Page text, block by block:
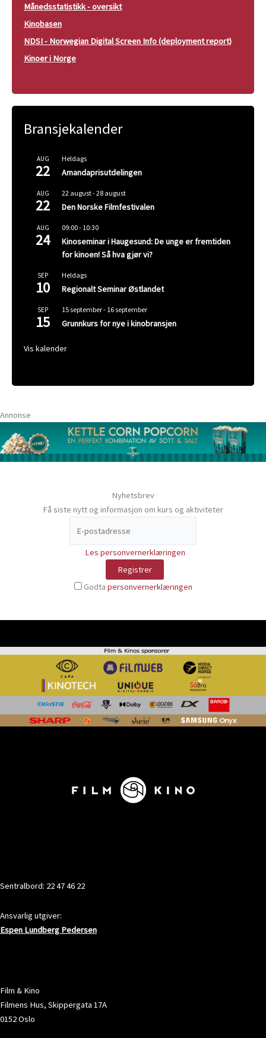
Månedsstatistikk - oversikt
Kinobasen
NDSI - Norwegian Digital Screen Info (deployment report)
Kinoer i Norge
Bransjekalender
AUG
22
Heldags
Amandaprisutdelingen
AUG
22
22 august-28 august
Den Norske Filmfestivalen
AUG
24
09:00- 10:30
Kinoseminar i Haugesund: De unge er fremtiden
for kinoen! Så hva gjør vi?
SEP
10
Heldags
Regionalt Seminar Østlandet
SEP
15
15 september- 16 september
Grunnkurs for nye i kinobransjen
Vis kalender
Annonse
Nyhetsbrev
Få siste nytt og informasjon om kurs og aktiviteter
Les personvernerklæringen
Godta personvernerklæringen
Sentralbord: 22 47 46 22
Ansvarlig utgiver:
Espen Lundberg Pedersen
Film & Kino
Filmens Hus, Skippergata 17A
0152 Oslo